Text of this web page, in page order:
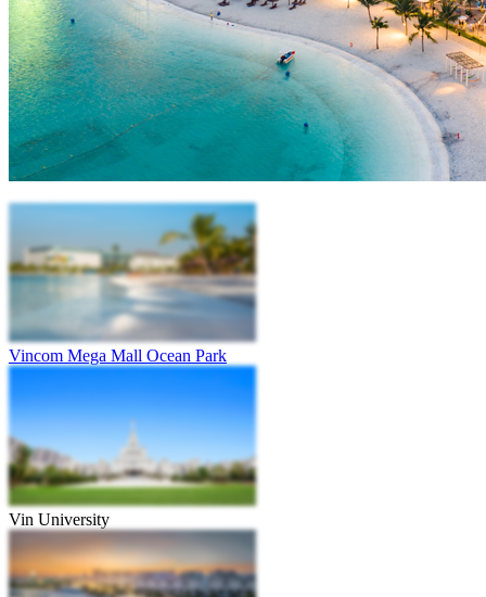
Vincom Mega Mall Ocean Park
Vin University